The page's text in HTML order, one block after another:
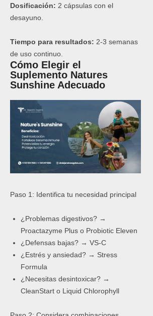
Dosificación: 2 cápsulas con el
desayuno.
Tiempo para resultados: 2-3 semanas
de uso continuo.
Cómo Elegir el
Suplemento Natures
Sunshine Adecuado
Paso 1: Identifica tu necesidad principal
¿Problemas digestivos? →
Proactazyme Plus o Probiotic Eleven
¿Defensas bajas? → VS-C
¿Estrés y ansiedad? → Stress
Formula
¿Necesitas desintoxicar? →
CleanStart o Liquid Chlorophyll